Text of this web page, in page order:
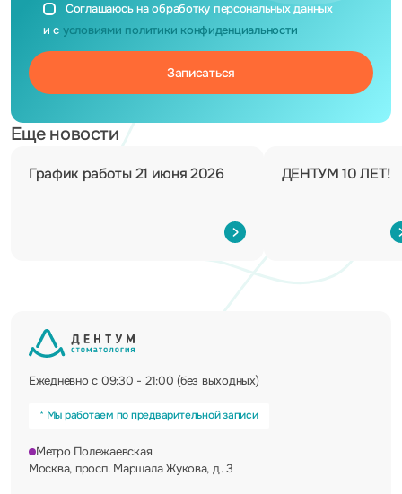
Соглашаюсь на обработку персональных данных
и с условиями политики конфиденциальности
Еще новости
График работы 21 июня 2026 ДЕНТУМ 10 ЛЕТ!
Ежедневно с 09:30 - 21:00 (без выходных)
* Мы работаем по предварительной записи
Метро Полежаевская
Москва, просп. Маршала Жукова, д. 3